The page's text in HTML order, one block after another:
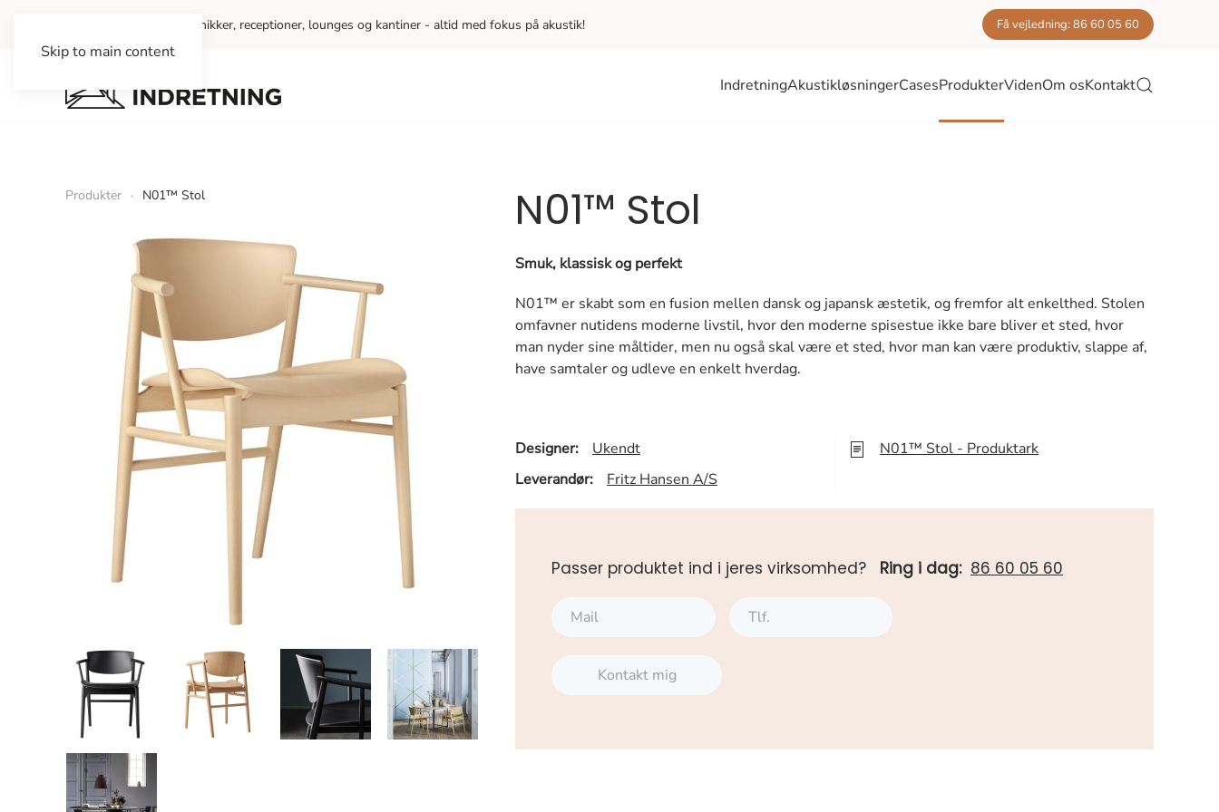
Skip to main content
Vi indretter kontorer, klinikker, receptioner, lounges og kantiner - altid med fokus på akustik! Få vejledning: 86 60 05 60
IndretningAkustikløsningerCasesProdukterVidenOm osKontakt
Produkter N01™ Stol N01™ Stol
Smuk, klassisk og perfekt
N01™ er skabt som en fusion mellen dansk og japansk æstetik, og fremfor alt enkelthed. Stolen
omfavner nutidens moderne livstil, hvor den moderne spisestue ikke bare bliver et sted, hvor
man nyder sine måltider, men nu også skal være et sted, hvor man kan være produktiv, slappe af,
have samtaler og udleve en enkelt hverdag.
Designer:
Ukendt
Leverandør:
Fritz Hansen A/S
N01™ Stol - Produktark
Passer produktet ind i jeres virksomhed? Ring i dag: 86 60 05 60
Kontakt mig